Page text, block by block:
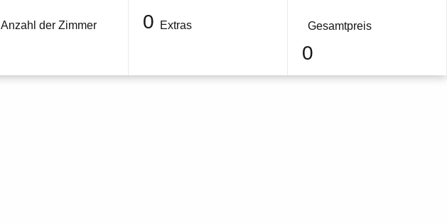
Anzahl der Zimmer 0 Extras
0
Gesamtpreis